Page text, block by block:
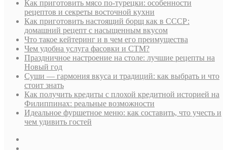
Как приготовить мясо по-турецки: особенности
рецептов и секреты восточной кухни
Как приготовить настоящий борщ как в СССР:
домашний рецепт с насыщенным вкусом
Что такое кейтеринг и в чем его преимущества
Чем удобна услуга фасовки и СТМ?
Праздничное настроение на столе: лучшие рецепты на
Новый год
Суши — гармония вкуса и традиций: как выбрать и что
стоит знать
Как получить кредиты с плохой кредитной историей на
Филиппинах: реальные возможности
Идеальное фуршетное меню: как составить, что учесть и
чем удивить гостей